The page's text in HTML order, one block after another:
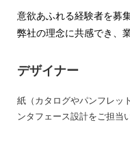
意欲あふれる経験者を募
弊社の理念に共感でき、
デザイナー
紙（カタログやパンフレッ
ンタフェース設計をご担当